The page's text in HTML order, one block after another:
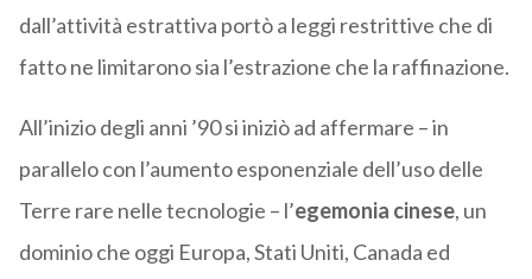
dall’attività estrattiva portò a leggi restrittive che di
fatto ne limitarono sia l’estrazione che la raffinazione.
All’inizio degli anni ’90 si iniziò ad affermare – in
parallelo con l’aumento esponenziale dell’uso delle
Terre rare nelle tecnologie – l’egemonia cinese, un
dominio che oggi Europa, Stati Uniti, Canada ed